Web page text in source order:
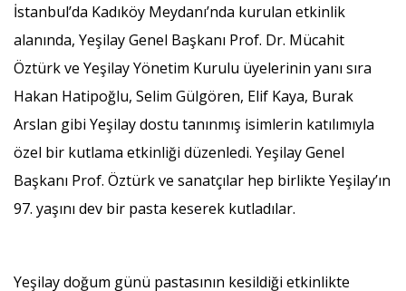
İstanbul’da Kadıköy Meydanı’nda kurulan etkinlik
alanında, Yeşilay Genel Başkanı Prof. Dr. Mücahit
Öztürk ve Yeşilay Yönetim Kurulu üyelerinin yanı sıra
Hakan Hatipoğlu, Selim Gülgören, Elif Kaya, Burak
Arslan gibi Yeşilay dostu tanınmış isimlerin katılımıyla
özel bir kutlama etkinliği düzenledi. Yeşilay Genel
Başkanı Prof. Öztürk ve sanatçılar hep birlikte Yeşilay’ın
97. yaşını dev bir pasta keserek kutladılar.
Yeşilay doğum günü pastasının kesildiği etkinlikte